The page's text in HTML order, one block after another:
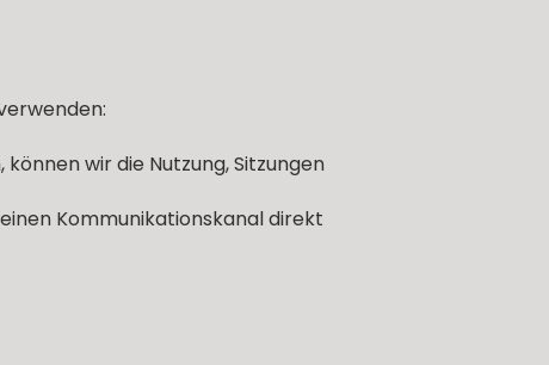
wir die Nutzung, Sitzungen
Kommunikationskanal direkt